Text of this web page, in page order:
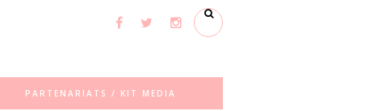
PARTENARIATS / KIT MEDIA